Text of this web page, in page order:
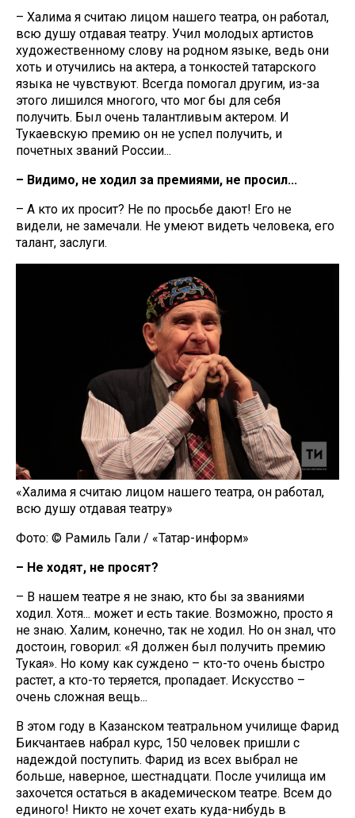
– Халима я считаю лицом нашего театра, он работал,
всю душу отдавая театру. Учил молодых артистов
художественному слову на родном языке, ведь они
хоть и отучились на актера, а тонкостей татарского
языка не чувствуют. Всегда помогал другим, из-за
этого лишился многого, что мог бы для себя
получить. Был очень талантливым актером. И
Тукаевскую премию он не успел получить, и
почетных званий России...
– Видимо, не ходил за премиями, не просил...
– А кто их просит? Не по просьбе дают! Его не
видели, не замечали. Не умеют видеть человека, его
талант, заслуги.
«Халима я считаю лицом нашего театра, он работал,
всю душу отдавая театру»
Фото: © Рамиль Гали / «Татар-информ»
– Не ходят, не просят?
– В нашем театре я не знаю, кто бы за званиями
ходил. Хотя... может и есть такие. Возможно, просто я
не знаю. Халим, конечно, так не ходил. Но он знал, что
достоин, говорил: «Я должен был получить премию
Тукая». Но кому как суждено – кто-то очень быстро
растет, а кто-то теряется, пропадает. Искусство –
очень сложная вещь...
В этом году в Казанском театральном училище Фарид
Бикчантаев набрал курс, 150 человек пришли с
надеждой поступить. Фарид из всех выбрал не
больше, наверное, шестнадцати. После училища им
захочется остаться в академическом театре. Всем до
единого! Никто не хочет ехать куда-нибудь в